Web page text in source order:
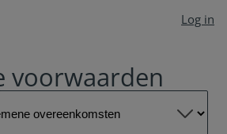
Log in
voorwaarden
